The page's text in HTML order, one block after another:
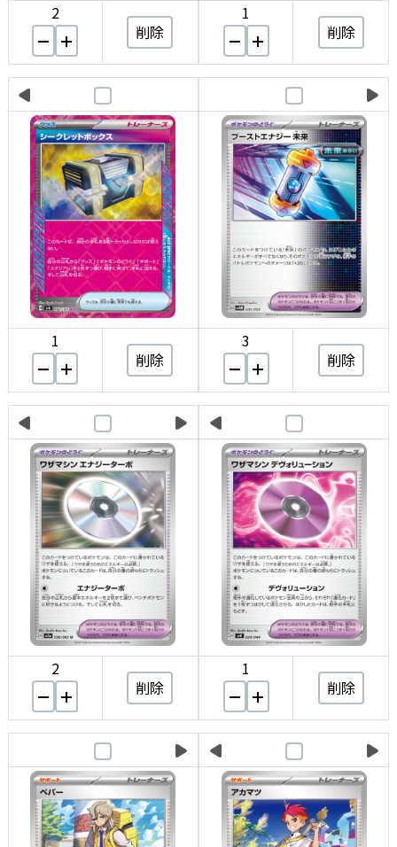
2
削除
1
削除
1
削除
3
削除
2
削除
1
削除